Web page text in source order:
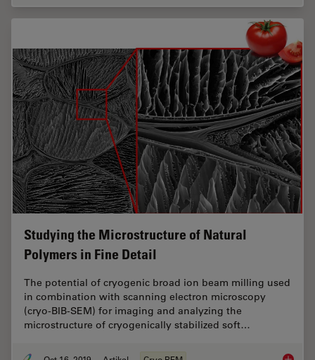
Studying the Microstructure of Natural
Polymers in Fine Detail
The potential of cryogenic broad ion beam milling used
in combination with scanning electron microscopy
(cryo-BIB-SEM) for imaging and analyzing the
microstructure of cryogenically stabilized soft…